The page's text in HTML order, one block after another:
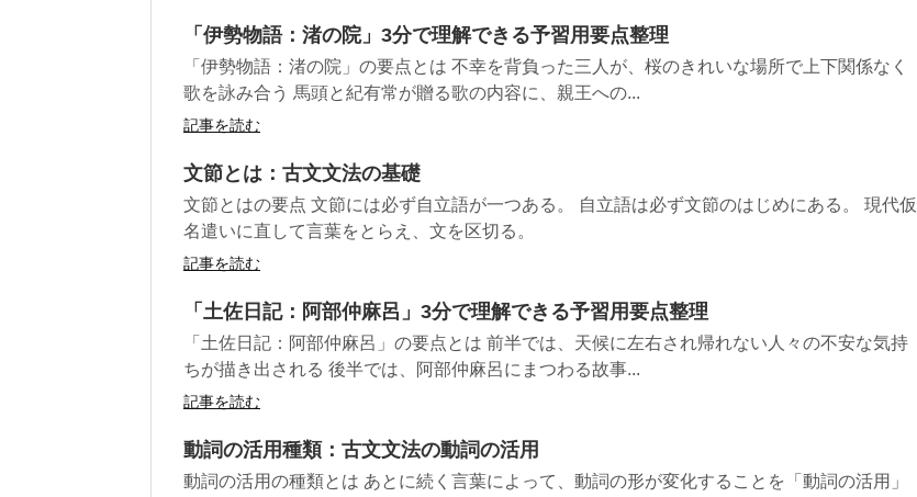
「伊勢物語：渚の院」3分で理解できる予習用要点整理
「伊勢物語：渚の院」の要点とは 不幸を背負った三人が、桜のきれいな場所で上下関係なく
歌を詠み合う 馬頭と紀有常が贈る歌の内容に、親王への...
記事を読む
文節とは：古文文法の基礎
文節とはの要点 文節には必ず自立語が一つある。 自立語は必ず文節のはじめにある。 現代仮
名遣いに直して言葉をとらえ、文を区切る。
記事を読む
「土佐日記：阿部仲麻呂」3分で理解できる予習用要点整理
「土佐日記：阿部仲麻呂」の要点とは 前半では、天候に左右され帰れない人々の不安な気持
ちが描き出される 後半では、阿部仲麻呂にまつわる故事...
記事を読む
動詞の活用種類：古文文法の動詞の活用
動詞の活用の種類とは あとに続く言葉によって、動詞の形が変化することを「動詞の活用」